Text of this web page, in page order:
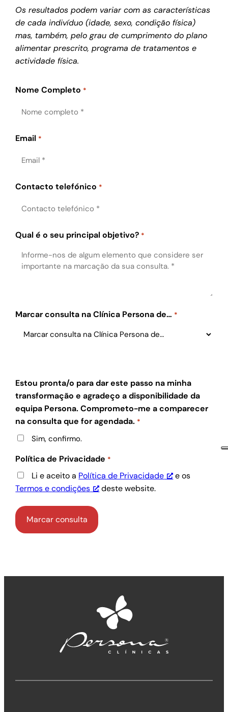
Os resultados podem variar com as características
de cada indivíduo (idade, sexo, condição física)
mas, também, pelo grau de cumprimento do plano
alimentar prescrito, programa de tratamentos e
actividade física.
Nome Completo *
Email *
Contacto telefónico *
Qual é o seu principal objetivo? *
Marcar consulta na Clínica Persona de… *
Estou pronta/o para dar este passo na minha
transformação e agradeço a disponibilidade da
equipa Persona. Comprometo-me a comparecer
na consulta que for agendada. *
Sim, confirmo.
Política de Privacidade *
Li e aceito a Política de Privacidade
e os
Termos e condições
deste website.